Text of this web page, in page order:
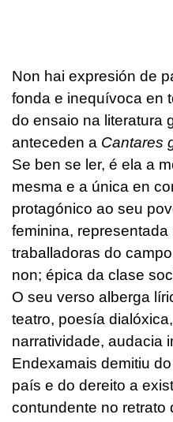
Non hai expresión de
fonda e inequívoca en
do ensaio na literatura
anteceden a Cantares
Se ben se ler, é ela a
mesma e a única en
protagónico ao seu
feminina, representada
traballadoras do
non; épica da clase
O seu verso alberga
teatro, poesía
narratividade, audacia
Endexamais demitiu
país e do dereito a
contundente no retrato